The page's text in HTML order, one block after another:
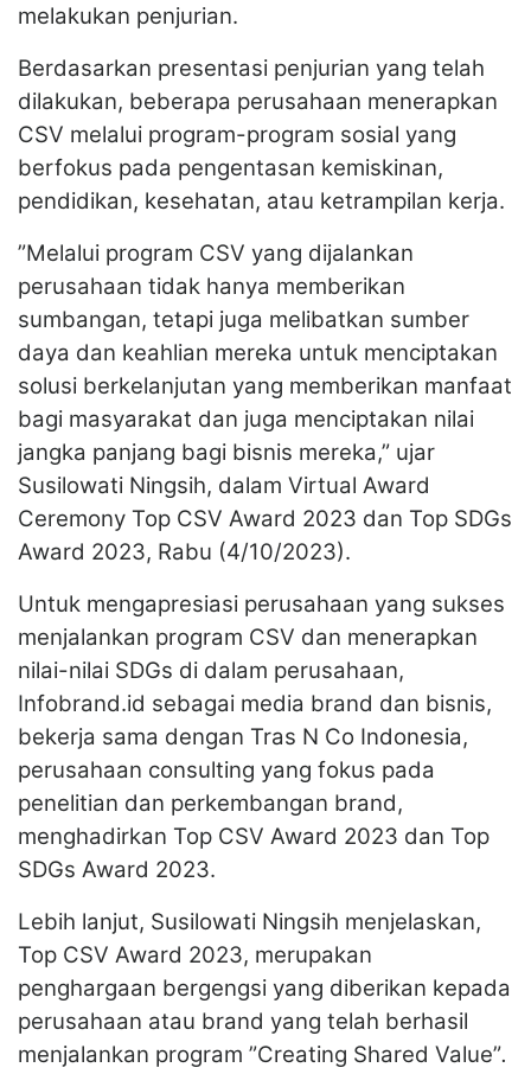
melakukan penjurian.
Berdasarkan presentasi penjurian yang telah
dilakukan, beberapa perusahaan menerapkan
CSV melalui program-program sosial yang
berfokus pada pengentasan kemiskinan,
pendidikan, kesehatan, atau ketrampilan kerja.
”Melalui program CSV yang dijalankan
perusahaan tidak hanya memberikan
sumbangan, tetapi juga melibatkan sumber
daya dan keahlian mereka untuk menciptakan
solusi berkelanjutan yang memberikan manfaat
bagi masyarakat dan juga menciptakan nilai
jangka panjang bagi bisnis mereka,” ujar
Susilowati Ningsih, dalam Virtual Award
Ceremony Top CSV Award 2023 dan Top SDGs
Award 2023, Rabu (4/10/2023).
Untuk mengapresiasi perusahaan yang sukses
menjalankan program CSV dan menerapkan
nilai-nilai SDGs di dalam perusahaan,
Infobrand.id sebagai media brand dan bisnis,
bekerja sama dengan Tras N Co Indonesia,
perusahaan consulting yang fokus pada
penelitian dan perkembangan brand,
menghadirkan Top CSV Award 2023 dan Top
SDGs Award 2023.
Lebih lanjut, Susilowati Ningsih menjelaskan,
Top CSV Award 2023, merupakan
penghargaan bergengsi yang diberikan kepada
perusahaan atau brand yang telah berhasil
menjalankan program ”Creating Shared Value”.